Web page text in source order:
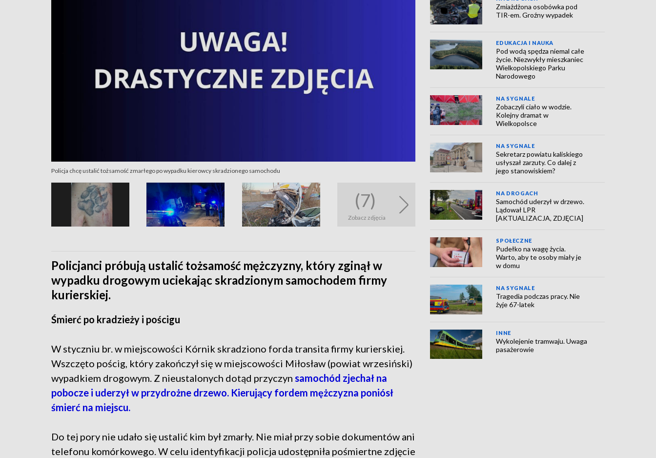
Policja chcę ustalić tożsamość zmarłego po wypadku kierowcy skradzionego samochodu
(7)
Zobacz zdjęcia
Policjanci próbują ustalić tożsamość mężczyzny, który zginął w
wypadku drogowym uciekając skradzionym samochodem firmy
kurierskiej.
Śmierć po kradzieży i pościgu
W styczniu br. w miejscowości Kórnik skradziono forda transita firmy kurierskiej.
Wszczęto pościg, który zakończył się w miejscowości Miłosław (powiat wrzesiński)
wypadkiem drogowym. Z nieustalonych dotąd przyczyn samochód zjechał na
pobocze i uderzył w przydrożne drzewo. Kierujący fordem mężczyzna poniósł
śmierć na miejscu.
Do tej pory nie udało się ustalić kim był zmarły. Nie miał przy sobie dokumentów ani
telefonu komórkowego. W celu identyfikacji policja udostępniła pośmiertne zdjęcie
Zmiażdżona osobówka pod
TIR-em. Groźny wypadek
EDUKACJA I NAUKA
Pod wodą spędza niemal całe
życie. Niezwykły mieszkaniec
Wielkopolskiego Parku
Narodowego
NA SYGNALE
Zobaczyli ciało w wodzie.
Kolejny dramat w
Wielkopolsce
NA SYGNALE
Sekretarz powiatu kaliskiego
usłyszał zarzuty. Co dalej z
jego stanowiskiem?
NA DROGACH
Samochód uderzył w drzewo.
Lądował LPR
[AKTUALIZACJA, ZDJĘCIA]
SPOŁECZNE
Pudełko na wagę życia.
Warto, aby te osoby miały je
w domu
NA SYGNALE
Tragedia podczas pracy. Nie
żyje 67-latek
INNE
Wykolejenie tramwaju. Uwaga
pasażerowie